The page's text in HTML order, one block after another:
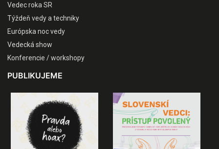
Vedec roka SR
Týždeň vedy a techniky
Európska noc vedy
Vedecká show
Konferencie / workshopy
PUBLIKUJEME